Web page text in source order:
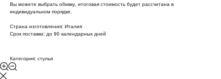
Вы можете выбрать обивку, итоговая стоимость будет рассчитана в
индивидуальном порядке.
Страна изготовления: Италия
Срок поставки: до 90 календарных дней
Категория: стулья